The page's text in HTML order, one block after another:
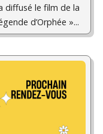
diffusé le film de la
d’Orphée »...